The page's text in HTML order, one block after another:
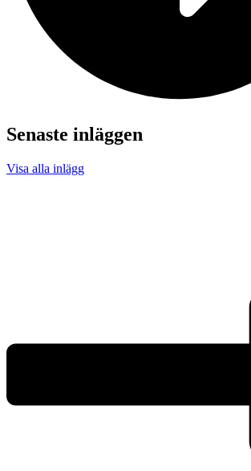
Senaste inläggen
Visa alla inlägg